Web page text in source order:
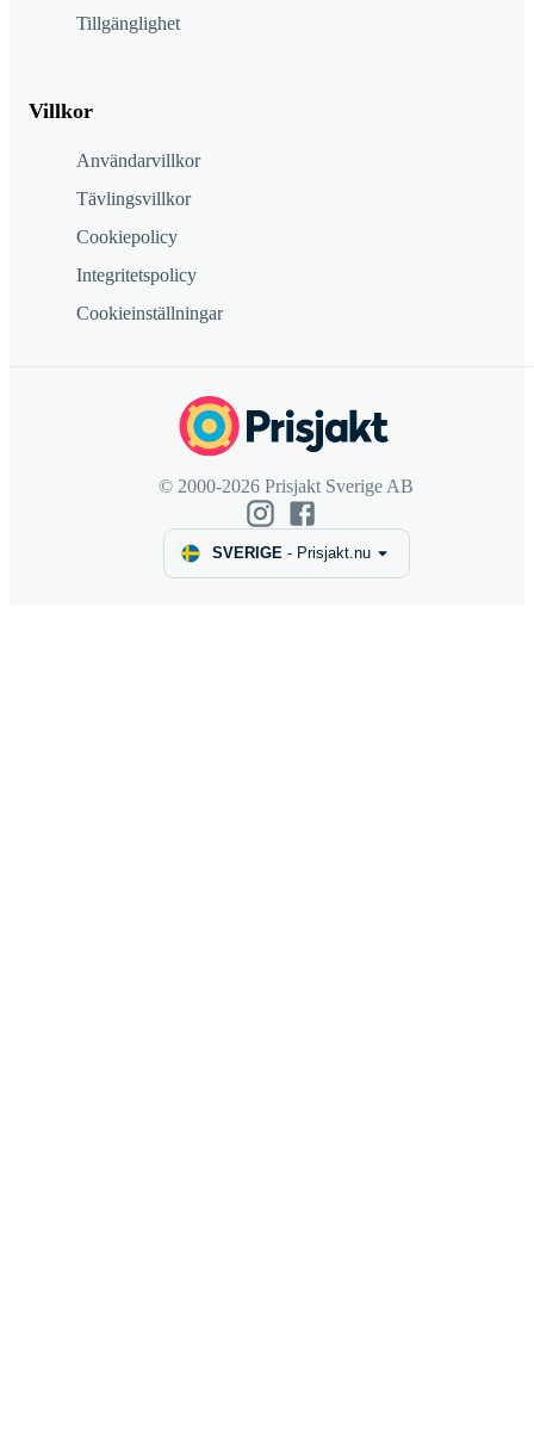
Tillgänglighet
Villkor
Användarvillkor
Tävlingsvillkor
Cookiepolicy
Integritetspolicy
Cookieinställningar
© 2000-2026 Prisjakt Sverige AB
SVERIGE- Prisjakt.nu